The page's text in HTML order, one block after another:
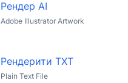
Рендер AI
Adobe Illustrator Artwork
Рендерити TXT
Plain Text File